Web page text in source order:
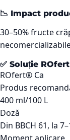
📉 Impact
30–50% fructe
✅ Soluție
ROfert® Ca
Produs
400 ml/100 L
Doză
Din BBCH 61, la